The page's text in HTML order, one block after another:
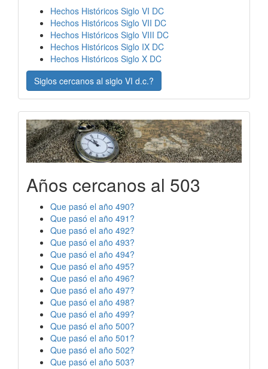
Hechos Históricos Siglo VI DC
Hechos Históricos Siglo VII DC
Hechos Históricos Siglo VIII DC
Hechos Históricos Siglo IX DC
Hechos Históricos Siglo X DC
Siglos cercanos al siglo VI d.c.?
Años cercanos al 503
Que pasó el año 490?
Que pasó el año 491?
Que pasó el año 492?
Que pasó el año 493?
Que pasó el año 494?
Que pasó el año 495?
Que pasó el año 496?
Que pasó el año 497?
Que pasó el año 498?
Que pasó el año 499?
Que pasó el año 500?
Que pasó el año 501?
Que pasó el año 502?
Que pasó el año 503?